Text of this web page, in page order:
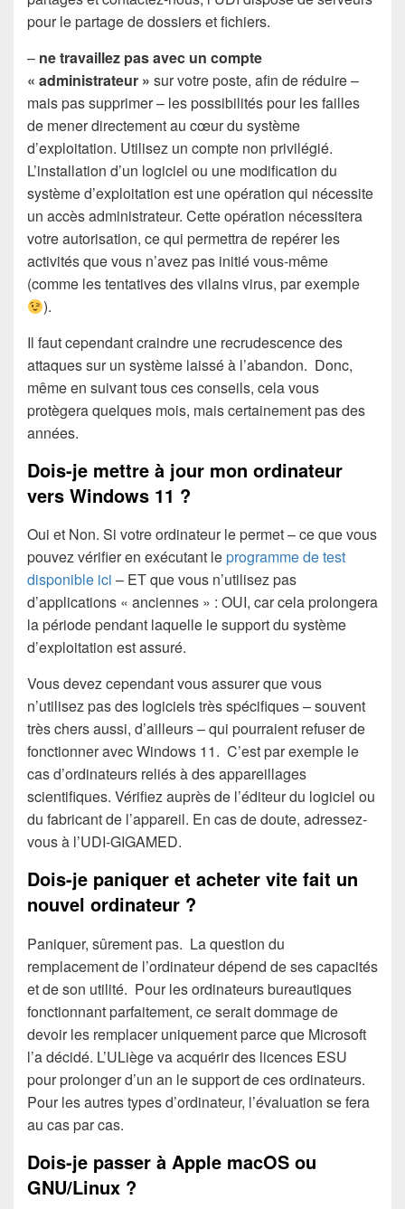
pour le partage de dossiers et fichiers.
– ne travaillez pas avec un compte
« administrateur » sur votre poste, afin de réduire –
mais pas supprimer – les possibilités pour les failles
de mener directement au cœur du système
d’exploitation. Utilisez un compte non privilégié.
L’installation d’un logiciel ou une modification du
système d’exploitation est une opération qui nécessite
un accès administrateur. Cette opération nécessitera
votre autorisation, ce qui permettra de repérer les
activités que vous n’avez pas initié vous-même
(comme les tentatives des vilains virus, par exemple
).
Il faut cependant craindre une recrudescence des
attaques sur un système laissé à l’abandon. Donc,
même en suivant tous ces conseils, cela vous
protègera quelques mois, mais certainement pas des
années.
Dois-je mettre à jour mon ordinateur
vers Windows 11 ?
Oui et Non. Si votre ordinateur le permet – ce que vous
pouvez vérifier en exécutant leprogramme de test
disponible ici – ET que vous n’utilisez pas
d’applications « anciennes » : OUI, car cela prolongera
la période pendant laquelle le support du système
d’exploitation est assuré.
Vous devez cependant vous assurer que vous
n’utilisez pas des logiciels très spécifiques – souvent
très chers aussi, d’ailleurs – qui pourraient refuser de
fonctionner avec Windows 11. C’est par exemple le
cas d’ordinateurs reliés à des appareillages
scientifiques. Vérifiez auprès de l’éditeur du logiciel ou
du fabricant de l’appareil. En cas de doute, adressez-
vous à l’UDI-GIGAMED.
Dois-je paniquer et acheter vite fait un
nouvel ordinateur ?
Paniquer, sûrement pas. La question du
remplacement de l’ordinateur dépend de ses capacités
et de son utilité. Pour les ordinateurs bureautiques
fonctionnant parfaitement, ce serait dommage de
devoir les remplacer uniquement parce que Microsoft
l’a décidé. L’ULiège va acquérir des licences ESU
pour prolonger d’un an le support de ces ordinateurs.
Pour les autres types d’ordinateur, l’évaluation se fera
au cas par cas.
Dois-je passer à Apple macOS ou
GNU/Linux ?